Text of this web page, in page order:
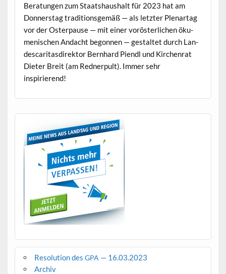
Beratun­gen zum Staat­shaushalt für 2023 hat am
Don­ner­stag tra­di­tion­s­gemäß — als let­zter Ple­nartag
vor der Oster­pause — mit ein­er voröster­lichen öku­
menis­chen Andacht begonnen — gestal­tet durch Lan­
descar­i­tas­di­rek­tor Bern­hard Piendl und Kirchen­rat
Dieter Bre­it (am Red­ner­pult). Immer sehr
inspirierend!
Resolution des GPA — 16.03.2023
Archiv